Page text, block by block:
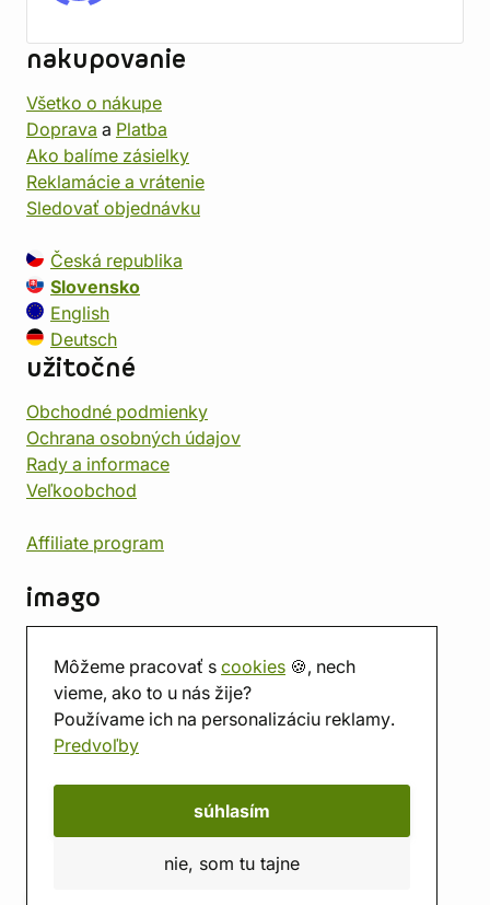
Môžeme pracovať s cookies 🍪, nech
vieme, ako to u nás žije?
Používame ich na personalizáciu reklamy.
Predvoľby
súhlasím
nie, som tu tajne
nakupovanie
Všetko o nákupe
Doprava a Platba
Ako balíme zásielky
Reklamácie a vrátenie
Sledovať objednávku
Česká republika
Slovensko
English
Deutsch
užitočné
Obchodné podmienky
Ochrana osobných údajov
Rady a informace
Veľkoobchod
Affiliate program
imago
Predajňa
Herňa
O nás
Hodnotenie obchodu